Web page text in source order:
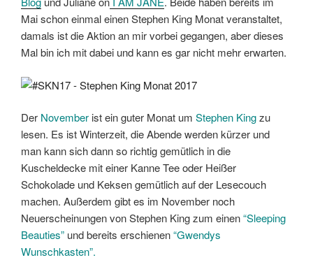
Mai schon einmal einen Stephen King Monat veranstaltet,
damals ist die Aktion an mir vorbei gegangen, aber dieses
Mal bin ich mit dabei und kann es gar nicht mehr erwarten.
Der November ist ein guter Monat um Stephen Kingzu
lesen. Es ist Winterzeit, die Abende werden kürzer und
man kann sich dann so richtig gemütlich in die
Kuscheldecke mit einer Kanne Tee oder Heißer
Schokolade und Keksen gemütlich auf der Lesecouch
machen. Außerdem gibt es im November noch
Neuerscheinungen von Stephen King zum einen“Sleeping
Beauties” und bereits erschienen“Gwendys
Wunschkasten”.